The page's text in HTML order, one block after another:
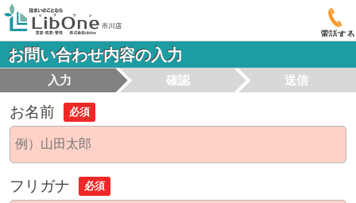
電話する
お問い合わせ内容の入力
入力 確認 送信
お名前 必須
フリガナ 必須